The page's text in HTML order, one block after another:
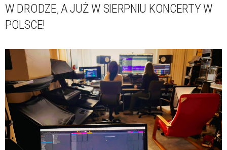
W DRODZE, A JUŻ W SIERPNIU KONCERTY W
POLSCE!